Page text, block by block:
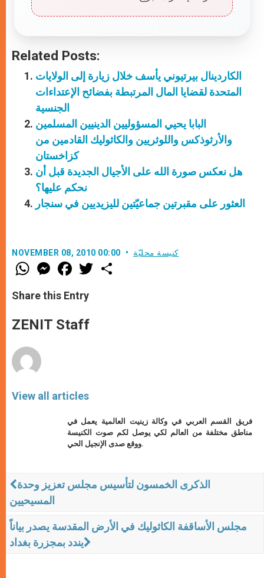
Related Posts:
الكاردينال بيرتيوني يأسف خلال زيارة إلى الولايات
المتحدة لقضايا المال المرتبطة بفضائح الإعتداءات
الجنسية
البابا يحيي المسؤوليين الدينيين المسلمين
والأرثوذكس واللوثريين والكاثوليك القادمين من
كزاخستان
هل نعكس صورة الله على الأجيال الجديدة قبل أن
نحكم عليها؟
العثور على مقبرتين جماعيّتين لليزيديين في سنجار
NOVEMBER 08, 2010 00:00 كنيسة محليّة
W
h
t
s
p
p
M
e
s
e
g
e
F
a
e
b
o
k
w
Share this Entry
ZENIT Staff
View all articles
فريق القسم العربي في وكالة زينيت العالمية يعمل في
مناطق مختلفة من العالم لكي يوصل لكم صوت الكنيسة
ووقع صدى الإنجيل الحي.
الذكرى الخمسون لتأسيس مجلس تعزيز وحدة
المسيحيين
مجلس الأساقفة الكاثوليك في الأرض المقدسة يصدر بياناً
يندد بمجزرة بغداد